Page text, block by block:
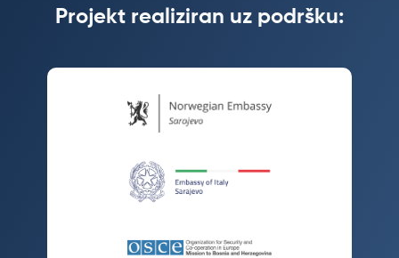
Projekt realiziran uz podršku: